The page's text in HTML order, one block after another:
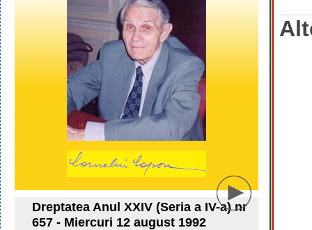
Dreptatea Anul XXIV (Seria a IV-a) nr
657 - Miercuri 12 august 1992